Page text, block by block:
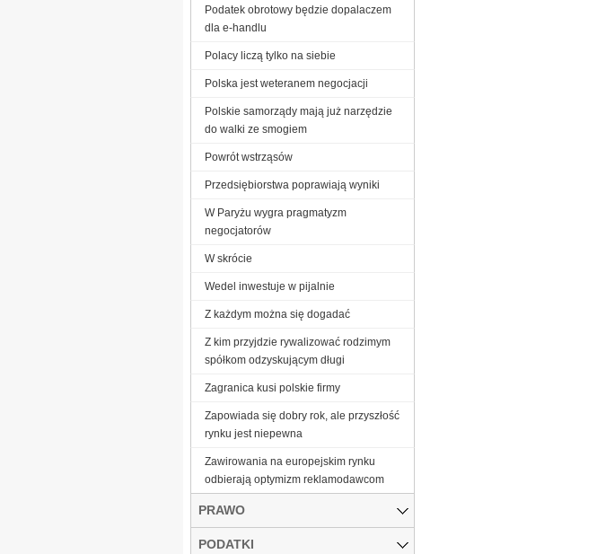
Podatek obrotowy będzie dopalaczem
dla e-handlu
Polacy liczą tylko na siebie
Polska jest weteranem negocjacji
Polskie samorządy mają już narzędzie
do walki ze smogiem
Powrót wstrząsów
Przedsiębiorstwa poprawiają wyniki
W Paryżu wygra pragmatyzm
negocjatorów
W skrócie
Wedel inwestuje w pijalnie
Z każdym można się dogadać
Z kim przyjdzie rywalizować rodzimym
spółkom odzyskującym długi
Zagranica kusi polskie firmy
Zapowiada się dobry rok, ale przyszłość
rynku jest niepewna
Zawirowania na europejskim rynku
odbierają optymizm reklamodawcom
PRAWO
PODATKI